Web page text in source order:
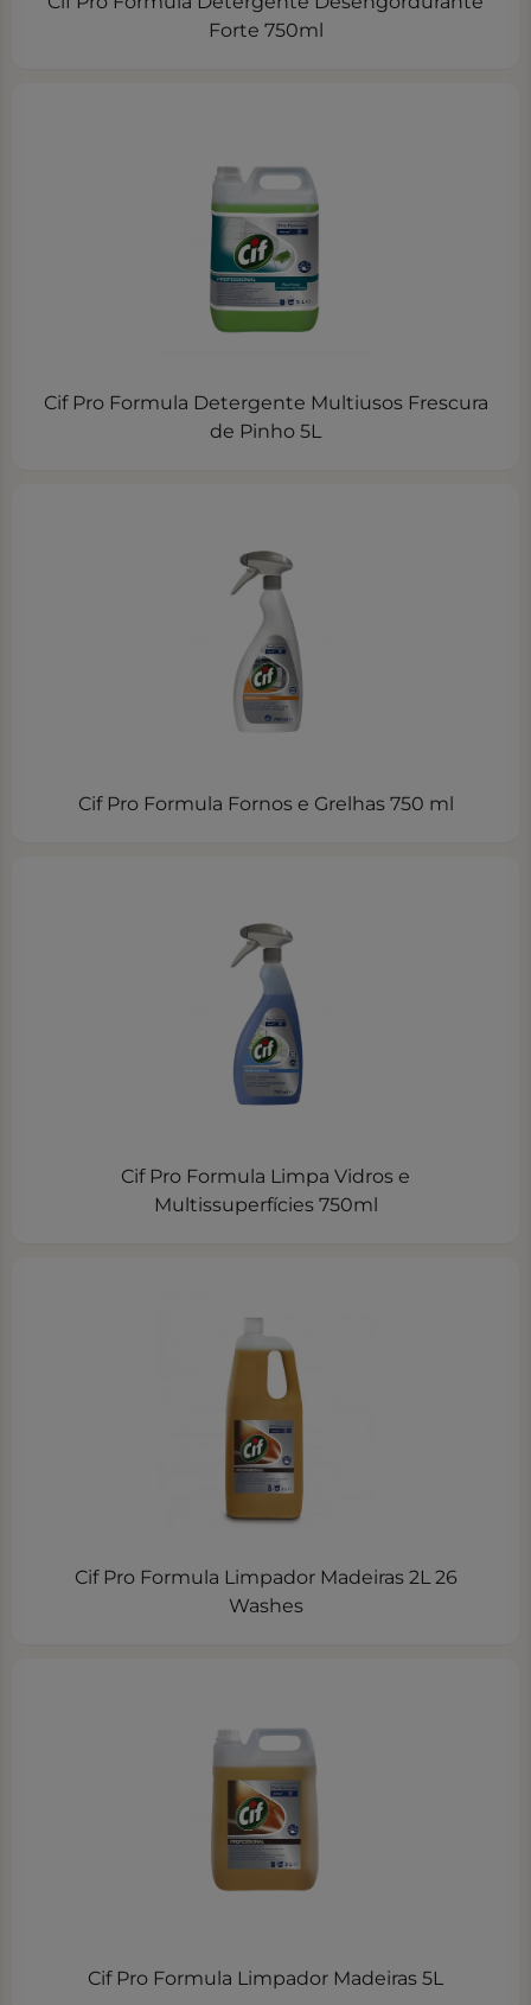
Forte 750ml
Cif Pro Formula Detergente Multiusos Frescura
de Pinho 5L
Cif Pro Formula Fornos e Grelhas 750 ml
Cif Pro Formula Limpa Vidros e
Multissuperfícies 750ml
Cif Pro Formula Limpador Madeiras 2L 26
Washes
Cif Pro Formula Limpador Madeiras 5L